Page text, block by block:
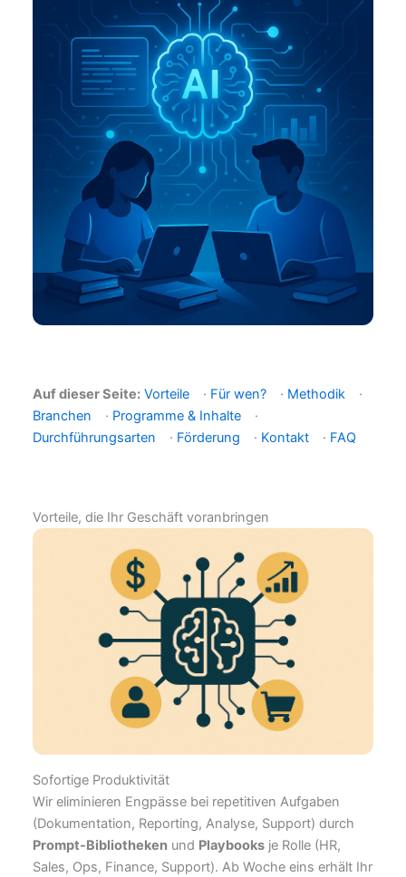
Auf dieser Seite: Vorteile · Für wen? · Methodik
·
Branchen
· Programme & Inhalte
·
Durchführungsarten
· Förderung · Kontakt · FAQ
Vorteile, die Ihr Geschäft voranbringen
Sofortige Produktivität
Wir eliminieren Engpässe bei repetitiven Aufgaben
(Dokumentation, Reporting, Analyse, Support) durch
Prompt-Bibliotheken und Playbooks je Rolle (HR,
Sales, Ops, Finance, Support). Ab Woche eins erhält Ihr